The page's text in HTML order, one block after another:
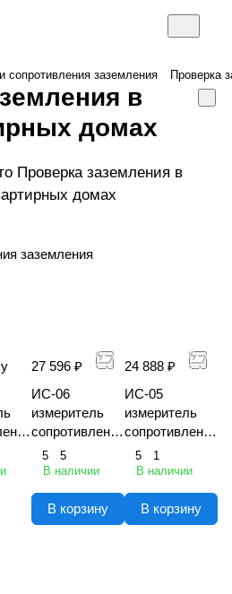
сопротивления заземления Проверка
в
домах
заземления
27 596 ₽
ИС-06
измеритель
сопротивления
заземления
5
5
В наличии
В корзину
24 888 ₽
ИС-05
измеритель
сопротивления
заземления
5
1
В наличии
В корзину